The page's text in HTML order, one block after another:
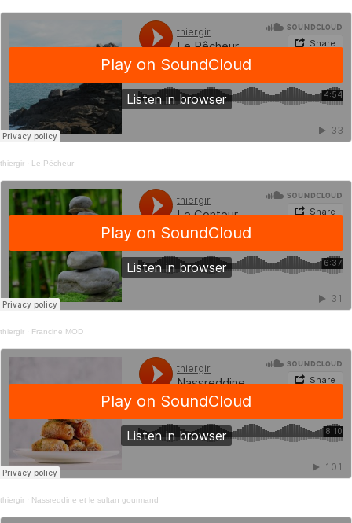
thiergir · Le Pêcheur
thiergir · Francine MOD
thiergir · Nassreddine et le sultan gourmand